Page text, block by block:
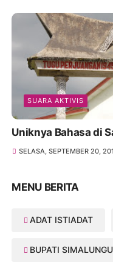
SUARA AKTIVIS
Uniknya Bahasa di
SELASA, SEPTEMBER 20,
MENU BERITA
ADAT ISTIADAT
BUPATI